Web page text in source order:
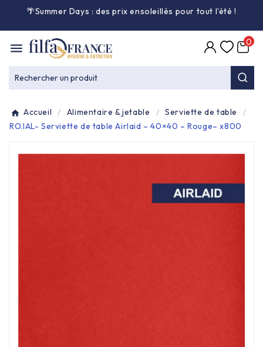
🌴Summer Days : des prix ensoleillés pour tout l'été!

Entretien général
Équipement & matériel 
Collecte des déchets 
Rechercher un produit
0
Accueil Alimentaire & jetable
Serviette de table
RO.IAL- Serviette de table Airlaid – 40×40 – Rouge– x800